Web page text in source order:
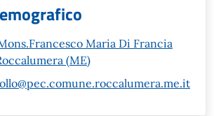
Maria Di Francia
(ME)